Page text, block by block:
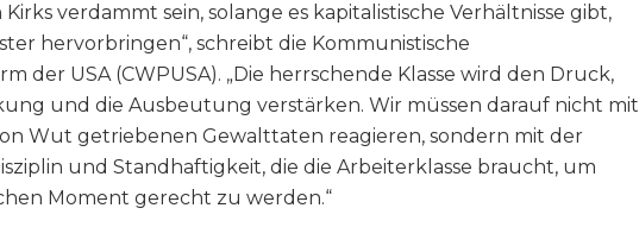
verdammt sein, solange es kapitalistische Verhältnisse gibt,
hervorbringen“, schreibt die Kommunistische
der USA (CWPUSA). „Die herrschende Klasse wird den Druck,
und die Ausbeutung verstärken. Wir müssen darauf nicht mit
Wut getriebenen Gewalttaten reagieren, sondern mit der
und Standhaftigkeit, die die Arbeiterklasse braucht, um
Moment gerecht zu werden.“